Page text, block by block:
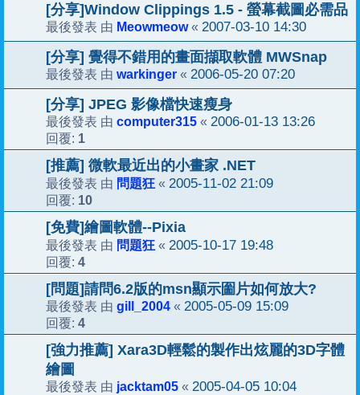
[分享]Window Clippings 1.5 - 螢幕截圖必需品
最後發表 由 Meowmeow« 2007-03-10 14:30
[分享] 覺得不錯用的畫面擷取軟體 MWSnap
最後發表 由 warkinger « 2006-05-20 07:20
[分享] JPEG 影像檔快速瘦身
最後發表 由 computer315 « 2006-01-13 13:26
回覆: 1
[推薦] 微軟最近出的小畫家 .NET
最後發表 由 問題狂 « 2005-11-02 21:09
回覆: 10
[免費]繪圖軟體--Pixia
最後發表 由 問題狂 « 2005-10-17 19:48
回覆: 4
[問題]請問6.2版的msn顯示圗片如何放大?
最後發表 由 gill_2004 « 2005-05-09 15:09
回覆: 4
[強力推薦] Xara3D輕鬆的製作出炫麗的3D字體
繪圖
最後發表 由 jacktam05 « 2005-04-05 10:04